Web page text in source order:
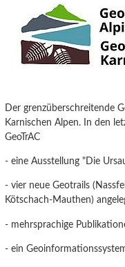
Der grenzüberschreitende
Karnischen Alpen. In den
GeoTrAC
- eine Ausstellung "Die
- vier neue Geotrails
Kötschach-Mauthen)
- mehrsprachige
- ein